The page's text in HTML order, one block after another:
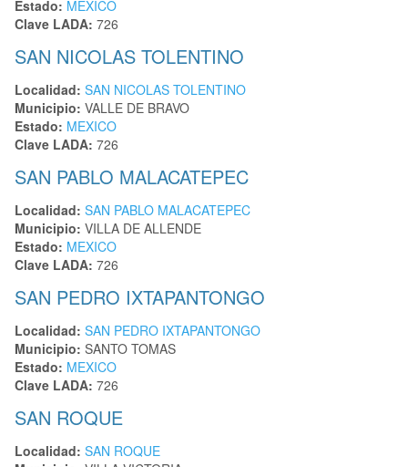
Estado: MEXICO
Clave LADA: 726
SAN NICOLAS TOLENTINO
Localidad: SAN NICOLAS TOLENTINO
Municipio: VALLE DE BRAVO
Estado: MEXICO
Clave LADA: 726
SAN PABLO MALACATEPEC
Localidad: SAN PABLO MALACATEPEC
Municipio: VILLA DE ALLENDE
Estado: MEXICO
Clave LADA: 726
SAN PEDRO IXTAPANTONGO
Localidad: SAN PEDRO IXTAPANTONGO
Municipio: SANTO TOMAS
Estado: MEXICO
Clave LADA: 726
SAN ROQUE
Localidad: SAN ROQUE